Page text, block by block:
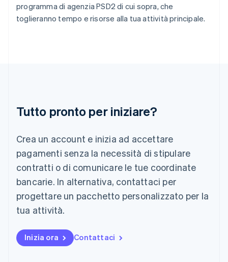
programma di agenzia PSD2 di cui sopra, che
toglieranno tempo e risorse alla tua attività principale.
Tutto pronto per iniziare?
Crea un account e inizia ad accettare
pagamenti senza la necessità di stipulare
contratti o di comunicare le tue coordinate
bancarie. In alternativa, contattaci per
progettare un pacchetto personalizzato per la
tua attività.
Inizia ora Contattaci
English
Irlanda
English
FrançaisDeutschEnglish
English简体中文
Malta
English
Messico
Español English
Norvegia
Nuova Zelanda
English
Paesi Bassi